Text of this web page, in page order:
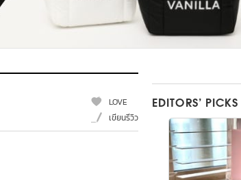
LOVE
เขียนรีวิว
EDITORS’ PICKS